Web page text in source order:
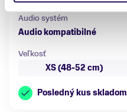
Áno
Audio systém
Audio kompatibilné
Veľkosť
XS (48-52 cm)
Posledný kus skladom